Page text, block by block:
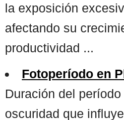
la exposición
afectando su
productividad ...
Fotoperíodo en
Duración del
oscuridad que